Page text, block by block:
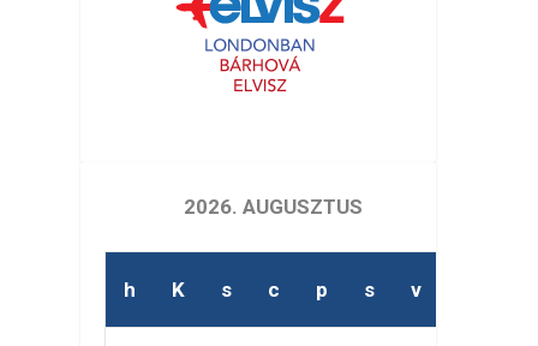
2026. AUGUSZTUS
h K s c p s v